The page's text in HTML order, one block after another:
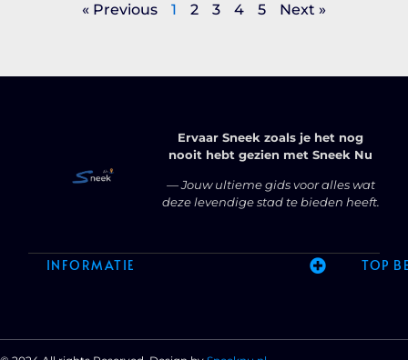
« Previous 1 2 3 4 5 Next »
Ervaar Sneek zoals je het nog
nooit hebt gezien met Sneek Nu
— Jouw ultieme gids voor alles wat
deze levendige stad te bieden heeft.
INFORMATIE TOP